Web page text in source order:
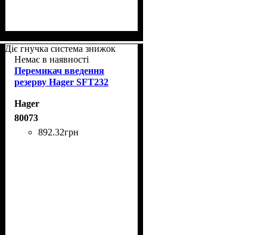
Діє гнучка система знижок
Немає в наявності
Перемикач введення
резерву Hager SFT232
Hager
80073
892.32грн